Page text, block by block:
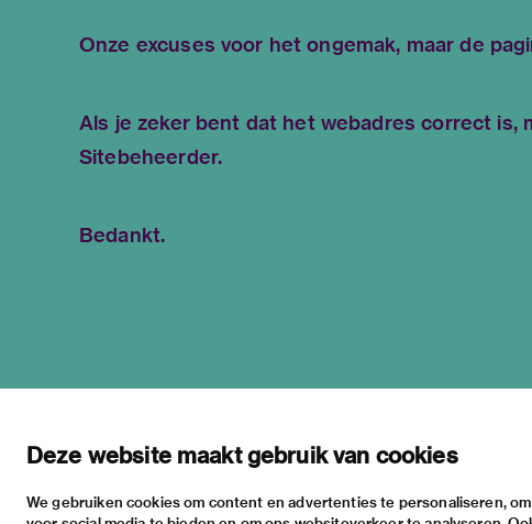
Deze website maakt gebruik van cookies
We gebruiken cookies om content en advertenties te personaliseren,
Onze excuses voor het ongemak, maar de
Als je zeker bent dat het webadres correct
Sitebeheerder.
Bedankt.